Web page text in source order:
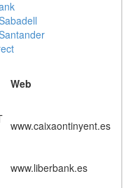
Web
www.caixaontinyent.es
www.liberbank.es